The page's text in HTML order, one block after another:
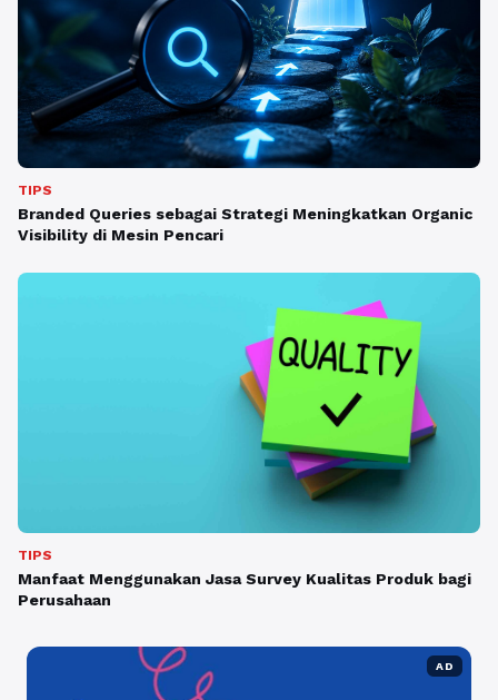
TIPS
Branded Queries sebagai Strategi Meningkatkan Organic
Visibility di Mesin Pencari
TIPS
Manfaat Menggunakan Jasa Survey Kualitas Produk bagi
Perusahaan
AD